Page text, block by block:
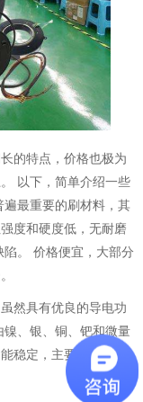
的特点，价格也极为
以下，简单介绍一些
最重要的刷材料，其
度和硬度低，无耐磨
。 价格便宜，大部分
然具有优良的导电功
、银、铜、钯和微量
稳定，主要用于电流